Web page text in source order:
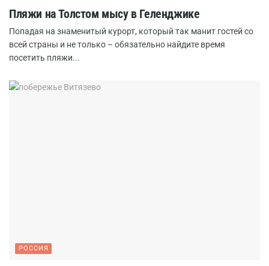
Пляжи на Толстом мысу в Геленджике
Попадая на знаменитый курорт, который так манит гостей со
всей страны и не только – обязательно найдите время
посетить пляжи...
РОССИЯ